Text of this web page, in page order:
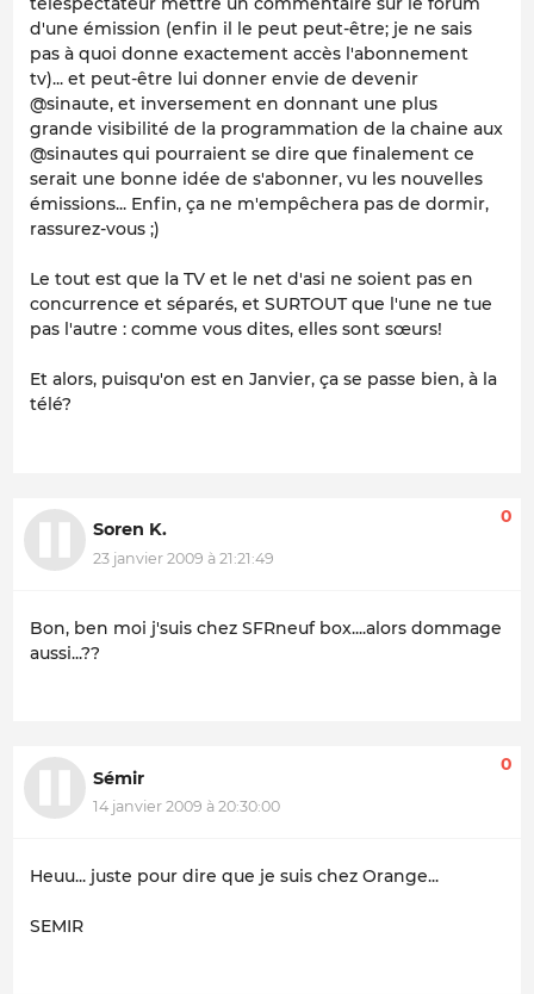
d'une émission (enfin il le peut peut-être; je ne sais
pas à quoi donne exactement accès l'abonnement
tv)... et peut-être lui donner envie de devenir
@sinaute, et inversement en donnant une plus
grande visibilité de la programmation de la chaine aux
@sinautes qui pourraient se dire que finalement ce
serait une bonne idée de s'abonner, vu les nouvelles
émissions... Enfin, ça ne m'empêchera pas de dormir,
rassurez-vous ;)
Le tout est que la TV et le net d'asi ne soient pas en
concurrence et séparés, et SURTOUT que l'une ne tue
pas l'autre : comme vous dites, elles sont sœurs!
Et alors, puisqu'on est en Janvier, ça se passe bien, à la
télé?
Soren K.
23 janvier 2009 à 21:21:49
0
Bon, ben moi j'suis chez SFRneuf box....alors dommage
aussi...??
Sémir
14 janvier 2009 à 20:30:00
0
Heuu... juste pour dire que je suis chez Orange...
SEMIR